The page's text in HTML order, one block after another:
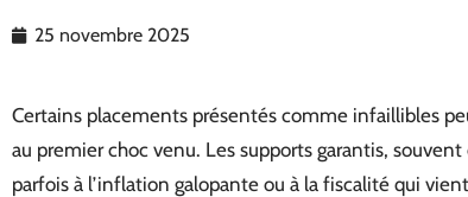
25 novembre 2025
Certains placements présentés comme infaillibles
au premier choc venu. Les supports garantis,
parfois à l’inflation galopante ou à la fiscalité qui